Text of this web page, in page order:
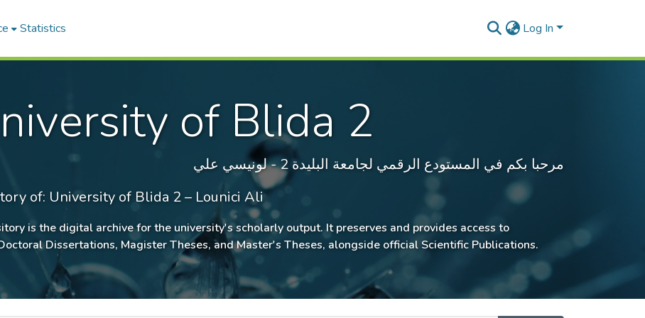
Statistics Log In
of Blida 2
مرحبا بكم في المستودع الرقمي لجامعة البليدة 2 - لونيسي علي
of: University of Blida 2 – Lounici Ali
is the digital archive for the university's scholarly output. It preserves and provides access to
Dissertations, Magister Theses, and Master's Theses, alongside official Scientific Publications.